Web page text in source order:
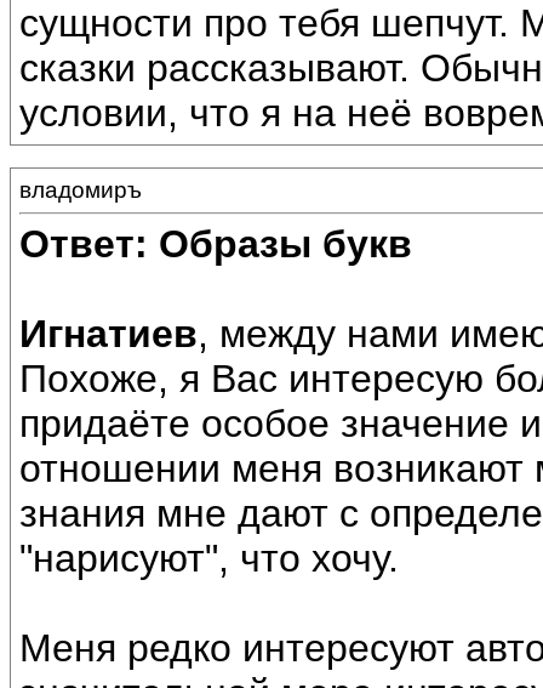
сущности про тебя
сказки рассказывают.
условии, что я на неё
владомиръ
Ответ: Образы букв
Игнатиев, между нами
Похоже, я Вас интересую
придаёте особое значение
отношении меня возникают
знания мне дают с
"нарисуют", что хочу.
Меня редко интересуют